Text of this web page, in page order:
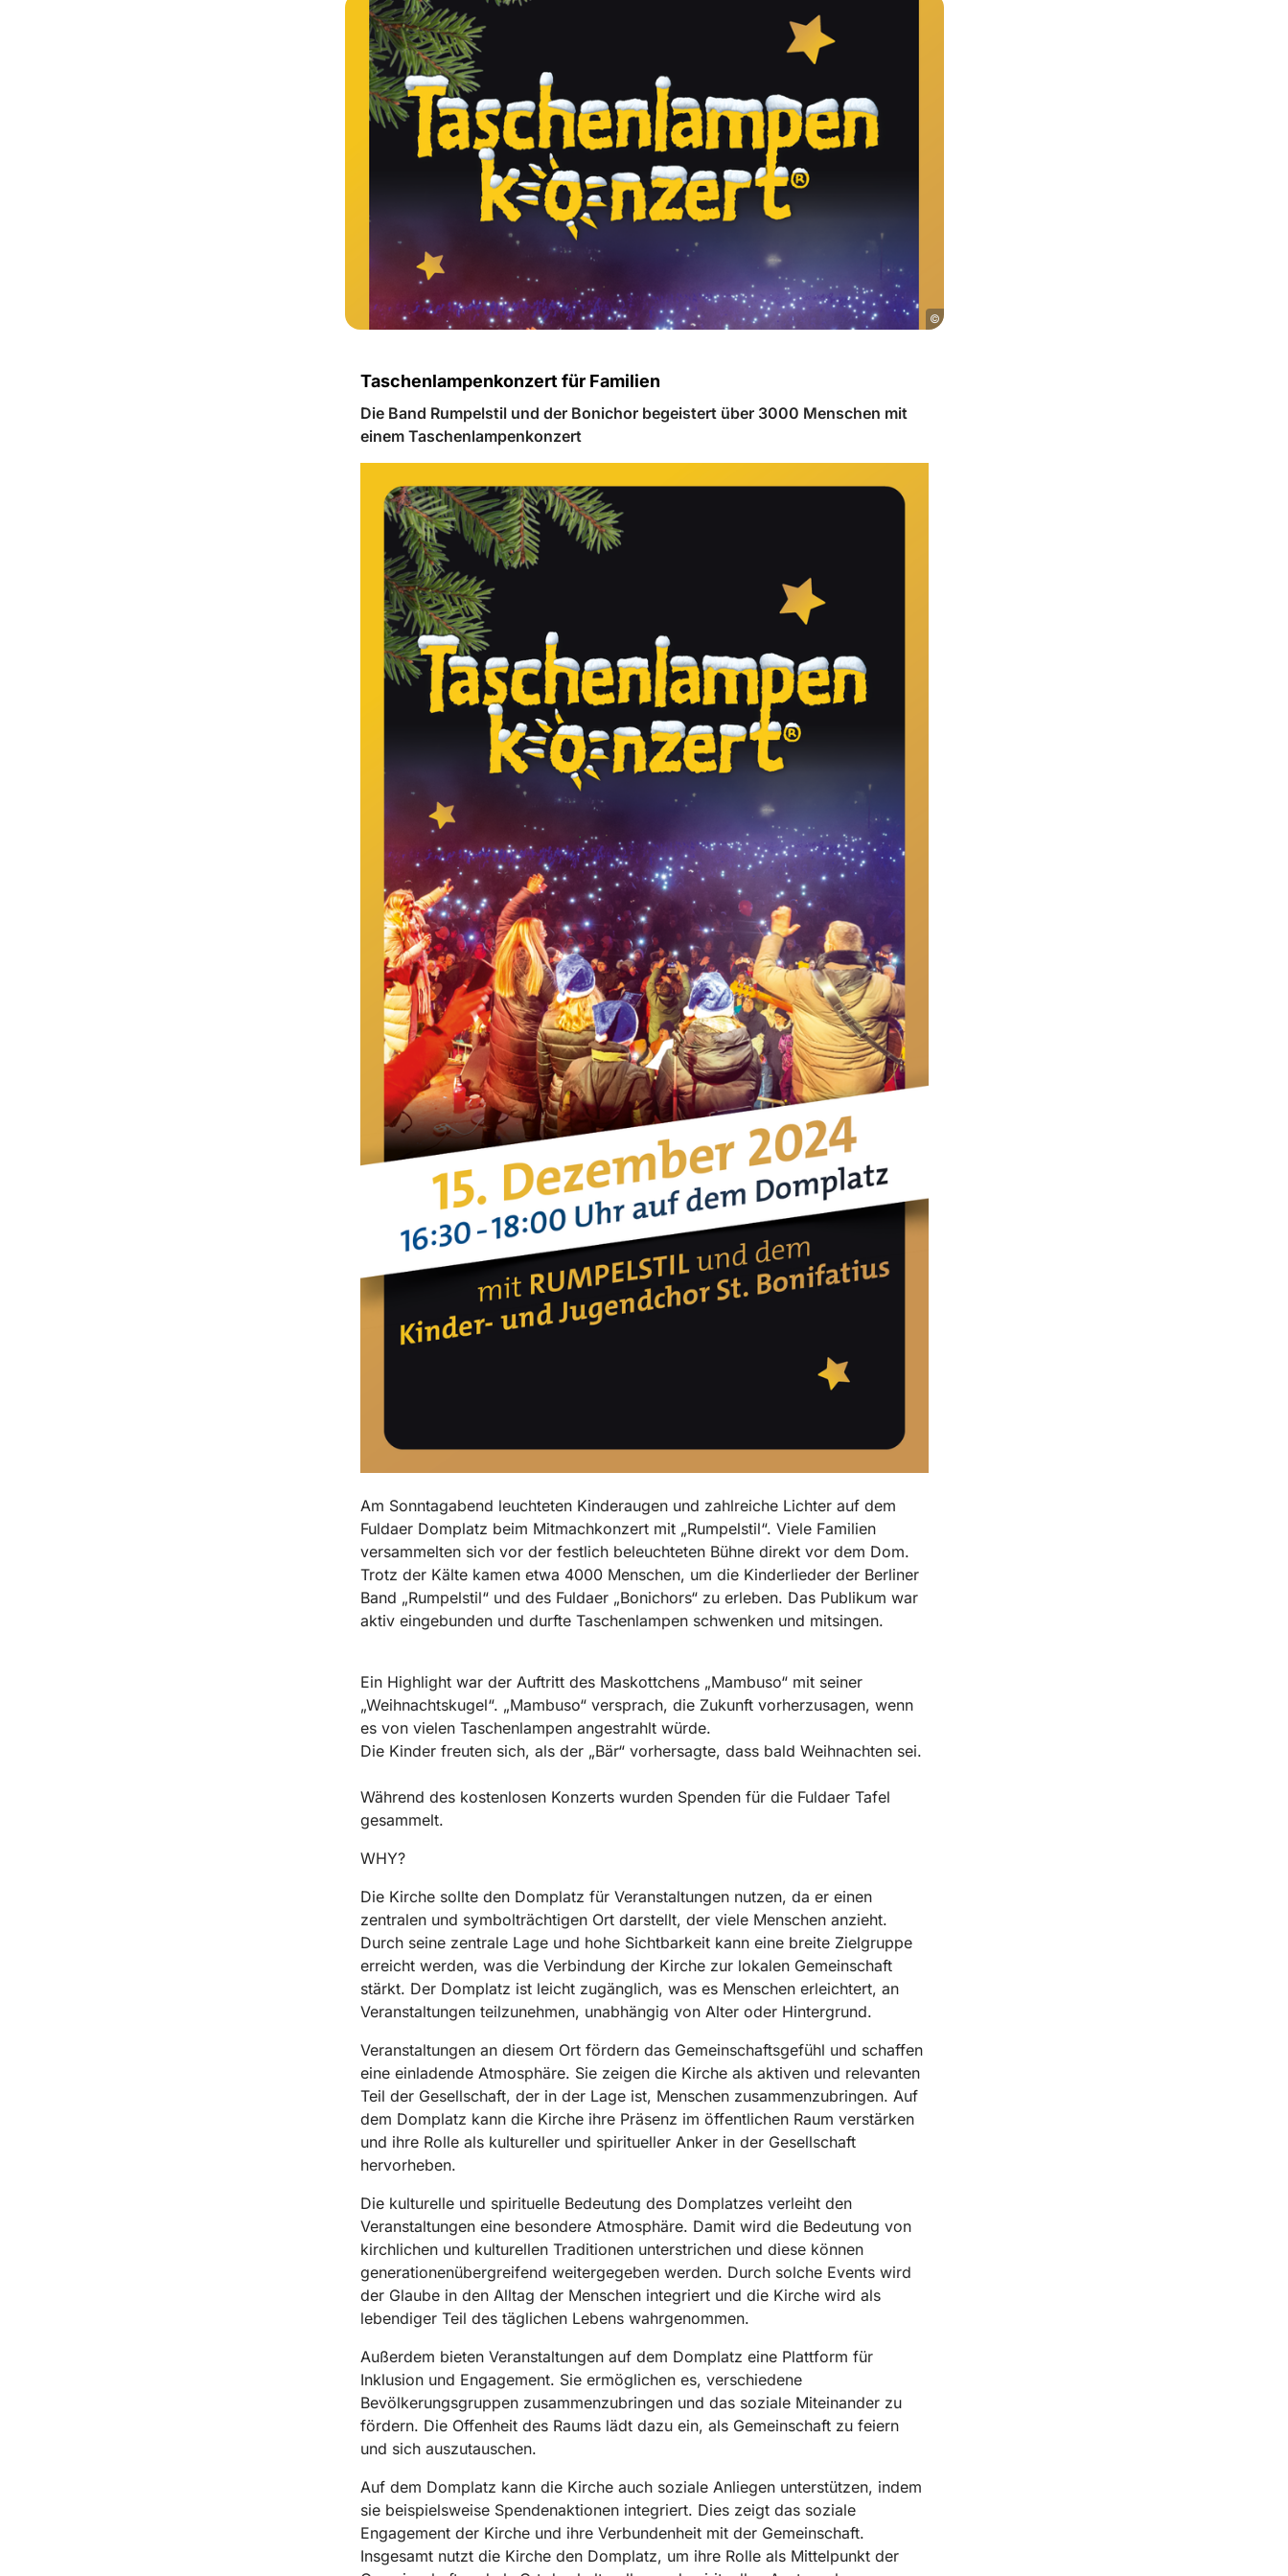
©
Taschenlampenkonzert für Familien
Die Band Rumpelstil und der Bonichor begeistert über 3000 Menschen mit
einem Taschenlampenkonzert
Am Sonntagabend leuchteten Kinderaugen und zahlreiche Lichter auf dem
Fuldaer Domplatz beim Mitmachkonzert mit „Rumpelstil“. Viele Familien
versammelten sich vor der festlich beleuchteten Bühne direkt vor dem Dom.
Trotz der Kälte kamen etwa 4000 Menschen, um die Kinderlieder der Berliner
Band „Rumpelstil“ und des Fuldaer „Bonichors“ zu erleben. Das Publikum war
aktiv eingebunden und durfte Taschenlampen schwenken und mitsingen.
Ein Highlight war der Auftritt des Maskottchens „Mambuso“ mit seiner
„Weihnachtskugel“. „Mambuso“ versprach, die Zukunft vorherzusagen, wenn
es von vielen Taschenlampen angestrahlt würde.
Die Kinder freuten sich, als der „Bär“ vorhersagte, dass bald Weihnachten sei.
Während des kostenlosen Konzerts wurden Spenden für die Fuldaer Tafel
gesammelt.
WHY?
Die Kirche sollte den Domplatz für Veranstaltungen nutzen, da er einen
zentralen und symbolträchtigen Ort darstellt, der viele Menschen anzieht.
Durch seine zentrale Lage und hohe Sichtbarkeit kann eine breite Zielgruppe
erreicht werden, was die Verbindung der Kirche zur lokalen Gemeinschaft
stärkt. Der Domplatz ist leicht zugänglich, was es Menschen erleichtert, an
Veranstaltungen teilzunehmen, unabhängig von Alter oder Hintergrund.
Veranstaltungen an diesem Ort fördern das Gemeinschaftsgefühl und schaffen
eine einladende Atmosphäre. Sie zeigen die Kirche als aktiven und relevanten
Teil der Gesellschaft, der in der Lage ist, Menschen zusammenzubringen. Auf
dem Domplatz kann die Kirche ihre Präsenz im öffentlichen Raum verstärken
und ihre Rolle als kultureller und spiritueller Anker in der Gesellschaft
hervorheben.
Die kulturelle und spirituelle Bedeutung des Domplatzes verleiht den
Veranstaltungen eine besondere Atmosphäre. Damit wird die Bedeutung von
kirchlichen und kulturellen Traditionen unterstrichen und diese können
generationenübergreifend weitergegeben werden. Durch solche Events wird
der Glaube in den Alltag der Menschen integriert und die Kirche wird als
lebendiger Teil des täglichen Lebens wahrgenommen.
Außerdem bieten Veranstaltungen auf dem Domplatz eine Plattform für
Inklusion und Engagement. Sie ermöglichen es, verschiedene
Bevölkerungsgruppen zusammenzubringen und das soziale Miteinander zu
fördern. Die Offenheit des Raums lädt dazu ein, als Gemeinschaft zu feiern
und sich auszutauschen.
Auf dem Domplatz kann die Kirche auch soziale Anliegen unterstützen, indem
sie beispielsweise Spendenaktionen integriert. Dies zeigt das soziale
Engagement der Kirche und ihre Verbundenheit mit der Gemeinschaft.
Insgesamt nutzt die Kirche den Domplatz, um ihre Rolle als Mittelpunkt der